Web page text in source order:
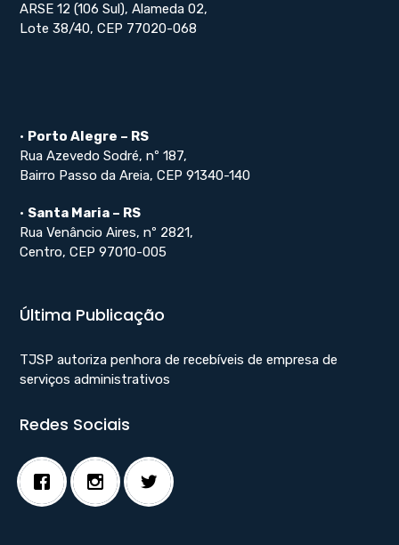
ARSE 12 (106 Sul), Alameda 02,
Lote 38/40, CEP 77020-068
• Porto Alegre – RS
Rua Azevedo Sodré, nº 187,
Bairro Passo da Areia, CEP 91340-140
• Santa Maria – RS
Rua Venâncio Aires, nº 2821,
Centro, CEP 97010-005
Última Publicação
TJSP autoriza penhora de recebíveis de empresa de
serviços administrativos
Redes Sociais